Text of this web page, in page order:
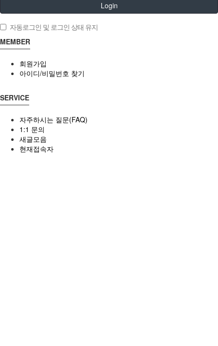
Login
자동로그인 및 로그인 상태 유지
MEMBER
회원가입
아이디/비밀번호 찾기
SERVICE
자주하시는 질문(FAQ)
1:1 문의
새글모음
현재접속자